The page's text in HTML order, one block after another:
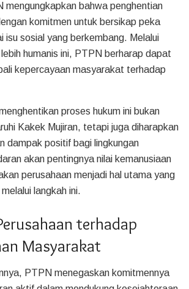
mengungkapkan bahwa penghentian
komitmen untuk bersikap peka
isu sosial yang berkembang. Melalui
humanis ini, PTPN berharap dapat
kepercayaan masyarakat terhadap
proses hukum ini bukan
Kakek Mujiran, tetapi juga diharapkan
dampak positif bagi lingkungan
akan pentingnya nilai kemanusiaan
perusahaan menjadi hal utama yang
langkah ini.
terhadap
Masyarakat
PTPN menegaskan komitmennya